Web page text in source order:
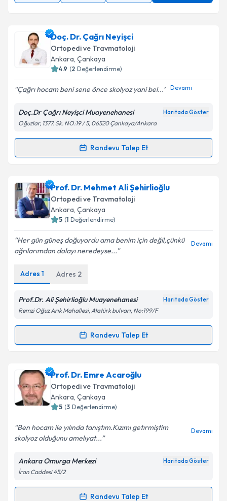
Doç. Dr. Çağrı Neyişci
Ortopedi ve Travmatoloji
Ankara, Çankaya
4.9 (2 Değerlendirme)
Çağrı hocam beni sene önce skolyoz yani bel... Devamı
Doç.Dr Çağrı Neyişci Muayenehanesi Haritada Göster
Oğuzlar, 1377. Sk. NO:19 / 5, 06520 Çankaya/Ankara
Randevu Talep Et
Randevu Takvimi Talebi
Doç. Dr. Çağrı Neyişciiçin randevu takvimi talebi
oluşturun. Size bu uzmandan randevu almanız için bir
takvim hazırlandığında e-posta ile bilgilendireceğiz.
Kişisel verilerimin işlenmesine ilişkin
Metni'ni okudum ve kişisel verilerimin belirtilen
kapsamda işlenmesini kabul ediyorum.
Takvim Talebini Gönder
Prof. Dr. Mehmet Ali Şehirlioğlu
Ortopedi ve Travmatoloji
Ankara, Çankaya
5 (1 Değerlendirme)
Her gün güneş doğuyordu ama benim için değil,çünkü
ağrılarımdan dolayı neredeyse...
Devamı
Adres 1 Adres 2
Prof.Dr. Ali Şehirlioğlu Muayenehanesi Haritada Göster
Remzi Oğuz Arık Mahallesi, Atatürk bulvarı, No:199/F
Randevu Talep Et
Randevu Takvimi Talebi
Prof. Dr. Mehmet Ali Şehirlioğlu
takvimi talebi oluşturun. Size bu uzmandan randevu
almanız için bir takvim hazırlandığında e-posta ile
bilgilendireceğiz.
E-posta Adresiniz
Kişisel verilerimin işlenmesine ilişkin
Metni'ni okudum ve kişisel verilerimin belirtilen
kapsamda işlenmesini kabul ediyorum.
Prof. Dr. Emre Acaroğlu
Ortopedi ve Travmatoloji
Ankara, Çankaya
5 (3 Değerlendirme)
Ben hocam ile yılında tanıştım.Kızımı getırmiştim
skolyoz olduğunu amelıyat...
Devamı
Ankara Omurga Merkezi Haritada Göster
İran Caddesi 45/2
Randevu Talep Et